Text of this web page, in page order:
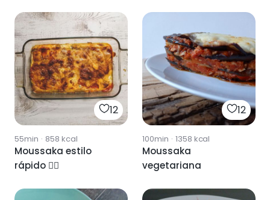
12
55min · 858 kcal
Moussaka estilo
rápido 🏃‍♀️
12
100min · 1358 kcal
Moussaka
vegetariana